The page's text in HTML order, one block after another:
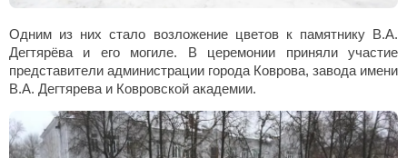
Одним из них стало возложение цветов к памятнику В.А.
Дегтярёва и его могиле. В церемонии приняли участие
представители администрации города Коврова, завода имени
В.А. Дегтярева и Ковровской академии.